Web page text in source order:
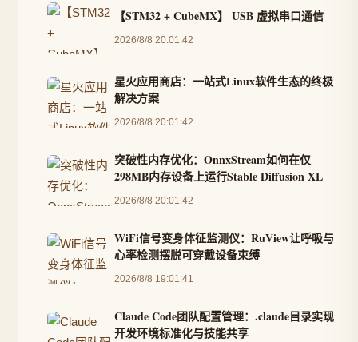
【STM32 + CubeMX】 USB 虚拟串口通信
2026/8/8 20:01:42
星火应用商店：一站式Linux软件生态的终极
解决方案
2026/8/8 20:01:42
突破性内存优化：OnnxStream如何在仅
298MB内存设备上运行Stable Diffusion XL
2026/8/8 20:01:42
WiFi信号变身体征监测仪：RuView让呼吸与
心率检测摆脱可穿戴设备束缚
2026/8/8 19:01:41
Claude Code团队配置管理：.claude目录实现
开发环境标准化与技能共享